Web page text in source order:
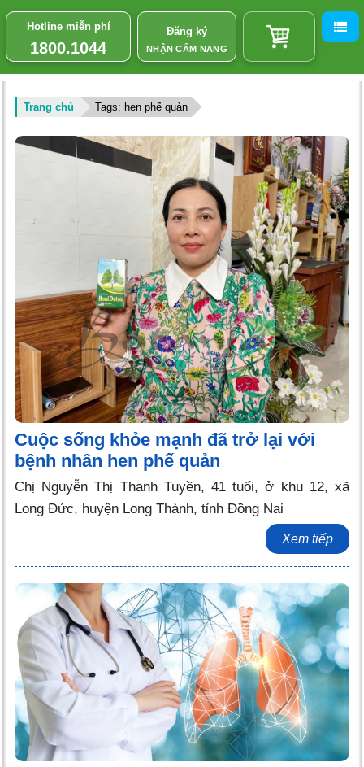
Hotline miễn phí
1800.1044
Đăng ký
NHẬN CẨM NANG
Trang chủ Tags: hen phế quản
Cuộc sống khỏe mạnh đã trở lại với
bệnh nhân hen phế quản
Chị Nguyễn Thị Thanh Tuyền, 41 tuổi, ở khu 12, xã
Long Đức, huyện Long Thành, tỉnh Đồng Nai
Xem tiếp